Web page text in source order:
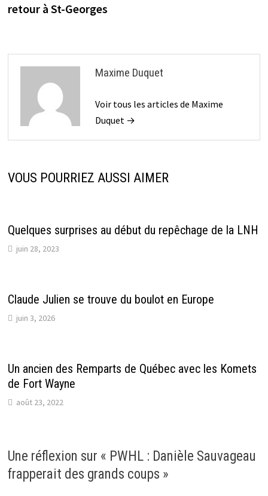
retour à St-Georges
Maxime Duquet
Voir tous les articles de Maxime
Duquet →
VOUS POURRIEZ AUSSI AIMER
Quelques surprises au début du repêchage de la LNH
juin 28, 2023
Claude Julien se trouve du boulot en Europe
juin 3, 2026
Un ancien des Remparts de Québec avec les Komets
de Fort Wayne
août 23, 2022
Une réflexion sur « PWHL : Danièle Sauvageau
frapperait des grands coups »